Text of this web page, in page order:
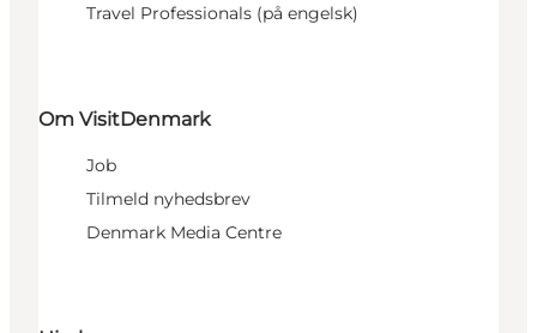
Travel Professionals (på engelsk)
Om VisitDenmark
Job
Tilmeld nyhedsbrev
Denmark Media Centre